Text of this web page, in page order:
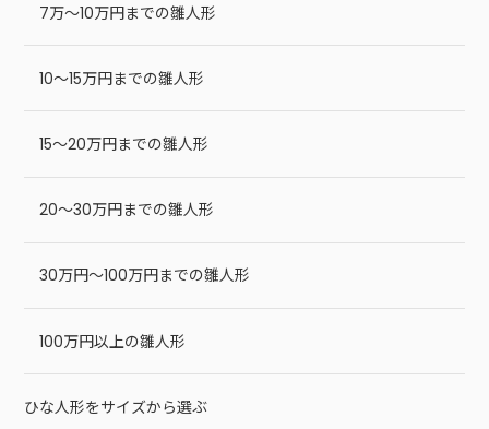
7万～10万円までの雛人形
10～15万円までの雛人形
15～20万円までの雛人形
20～30万円までの雛人形
30万円～100万円までの雛人形
100万円以上の雛人形
ひな人形をサイズから選ぶ